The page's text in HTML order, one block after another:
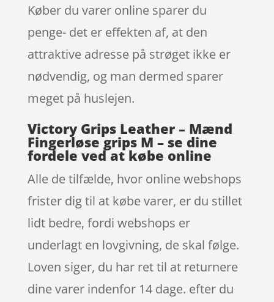
Køber du varer online sparer du
penge- det er effekten af, at den
attraktive adresse på strøget ikke er
nødvendig, og man dermed sparer
meget på huslejen.
Victory Grips Leather – Mænd
Fingerløse grips M – se dine
fordele ved at købe online
Alle de tilfælde, hvor online webshops
frister dig til at købe varer, er du stillet
lidt bedre, fordi webshops er
underlagt en lovgivning, de skal følge.
Loven siger, du har ret til at returnere
dine varer indenfor 14 dage. efter du